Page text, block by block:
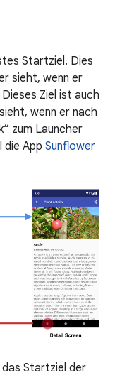
Startziel. Dies
sieht, wenn er
Ziel ist auch
wenn er nach
zum Launcher
die App Sunflower
Startziel der